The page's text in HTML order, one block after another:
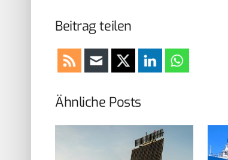
Beitrag teilen
Ähnliche Posts